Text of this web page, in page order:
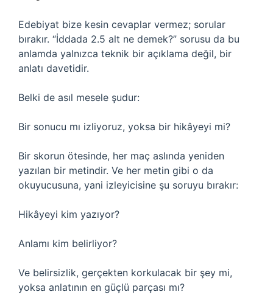
Edebiyat bize kesin cevaplar vermez; sorular
bırakır. “İddada 2.5 alt ne demek?” sorusu da bu
anlamda yalnızca teknik bir açıklama değil, bir
anlatı davetidir.
Belki de asıl mesele şudur:
Bir sonucu mı izliyoruz, yoksa bir hikâyeyi mi?
Bir skorun ötesinde, her maç aslında yeniden
yazılan bir metindir. Ve her metin gibi o da
okuyucusuna, yani izleyicisine şu soruyu bırakır:
Hikâyeyi kim yazıyor?
Anlamı kim belirliyor?
Ve belirsizlik, gerçekten korkulacak bir şey mi,
yoksa anlatının en güçlü parçası mı?